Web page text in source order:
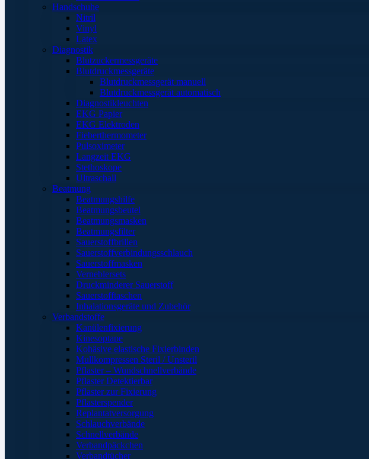
Handschuhe
Nitril
Vinyl
Latex
Diagnostik
Blutzuckermessgeräte
Blutdruckmessgeräte
Blutdruckmessgerät manuell
Blutdruckmessgerät automatisch
Diagnostikleuchten
EKG Papier
EKG Elektroden
Fieberthermometer
Pulsoximeter
Langzeit EKG
Stethoskope
Ultraschall
Beatmung
Beatmungshilfe
Beatmungsbeutel
Beatmungsmasken
Beatmungsfilter
Sauerstoffbrillen
Sauerstoffverbindungsschlauch
Sauerstoffmasken
Verneblersets
Druckminderer Sauerstoff
Sauerstofftaschen
Inhalationsgeräte und Zubehör
Verbandstoffe
Kanülenfixierung
Kinesoptape
Kohäsive elastische Fixierbinden
Mullkompressen Steril / Unsteril
Pflaster – Wundschnellverbände
Pflaster Detektierbar
Pflaster zur Fixierung
Pflasterspender
Replantatversorgung
Schlauchverbände
Schnellverbände
Verbandpäckchen
Verbandtücher